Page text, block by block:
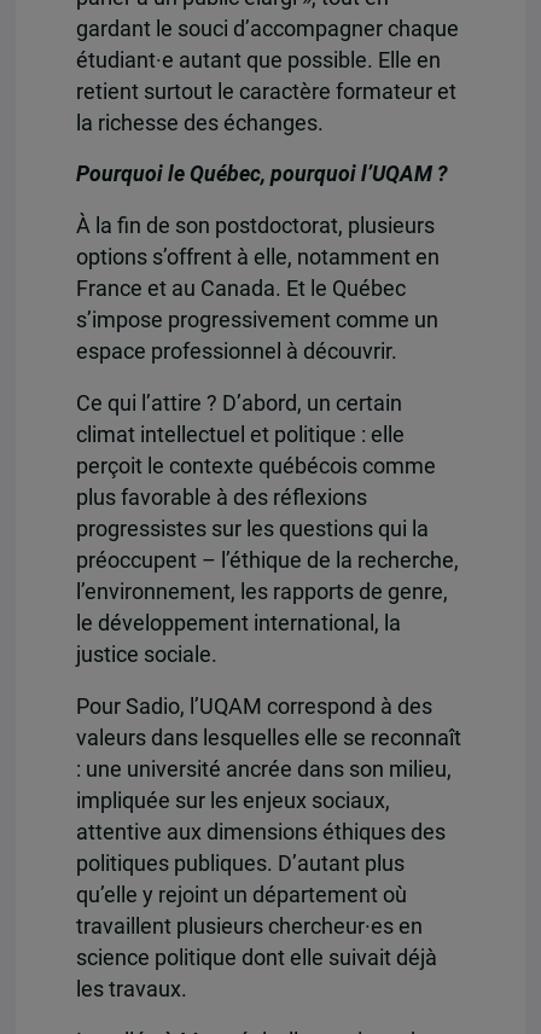
gardant le souci d’accompagner chaque
étudiant·e autant que possible. Elle en
retient surtout le caractère formateur et
la richesse des échanges.
Pourquoi le Québec, pourquoi l’UQAM ?
À la fin de son postdoctorat, plusieurs
options s’offrent à elle, notamment en
France et au Canada. Et le Québec
s’impose progressivement comme un
espace professionnel à découvrir.
Ce qui l’attire ? D’abord, un certain
climat intellectuel et politique : elle
perçoit le contexte québécois comme
plus favorable à des réflexions
progressistes sur les questions qui la
préoccupent – l’éthique de la recherche,
l’environnement, les rapports de genre,
le développement international, la
justice sociale.
Pour Sadio, l’UQAM correspond à des
valeurs dans lesquelles elle se reconnaît
: une université ancrée dans son milieu,
impliquée sur les enjeux sociaux,
attentive aux dimensions éthiques des
politiques publiques. D’autant plus
qu’elle y rejoint un département où
travaillent plusieurs chercheur·es en
science politique dont elle suivait déjà
les travaux.